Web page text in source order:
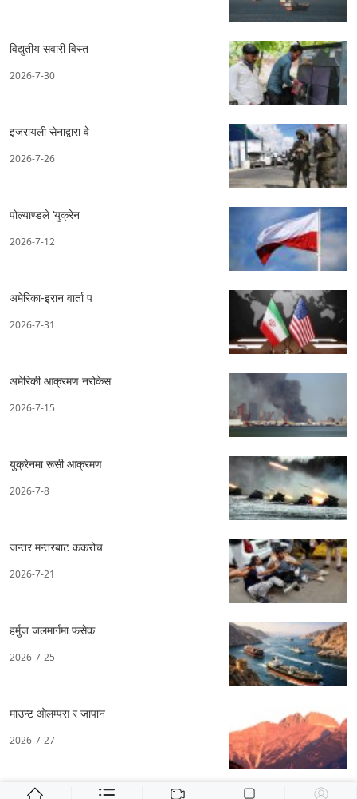
विद्युतीय सवारी विस्त
2026-7-30
इजरायली सेनाद्वारा वे
2026-7-26
पोल्याण्डले ‘युक्रेन
2026-7-12
अमेरिका-इरान वार्ता प
2026-7-31
अमेरिकी आक्रमण नरोकेस
2026-7-15
युक्रेनमा रूसी आक्रमण
2026-7-8
जन्तर मन्तरबाट ककरोच
2026-7-21
हर्मुज जलमार्गमा फसेक
2026-7-25
माउन्ट ओलम्पस र जापान
2026-7-27